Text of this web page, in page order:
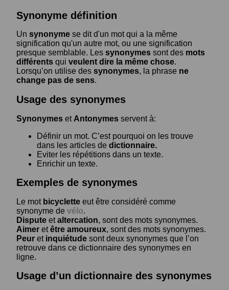
Synonyme définition
Un synonyme se dit d'un mot qui a la même
signification qu'un autre mot, ou une signification
presque semblable. Les synonymes sont des mots
différents qui veulent dire la même chose.
Lorsqu’on utilise des synonymes, la phrase ne
change pas de sens.
Usage des synonymes
Synonymes et Antonymes servent à:
Définir un mot. C’est pourquoi on les trouve
dans les articles de dictionnaire.
Eviter les répétitions dans un texte.
Enrichir un texte.
Exemples de synonymes
Le mot bicyclette eut être considéré comme
synonyme de vélo.
Dispute etaltercation, sont des mots synonymes.
Aimer etêtre amoureux, sont des mots synonymes.
Peur et inquiétude sont deux synonymes que l’on
retrouve dans ce dictionnaire des synonymes en
ligne.
Usage d’un dictionnaire des synonymes